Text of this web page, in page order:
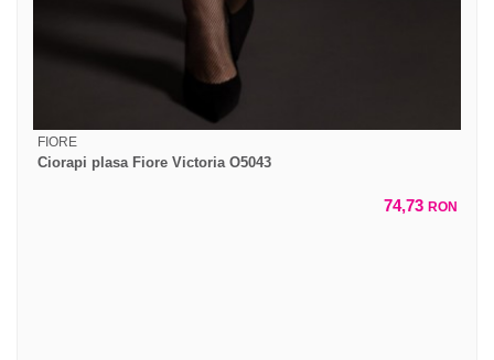
FIORE
Ciorapi plasa Fiore Victoria O5043
74,73 RON